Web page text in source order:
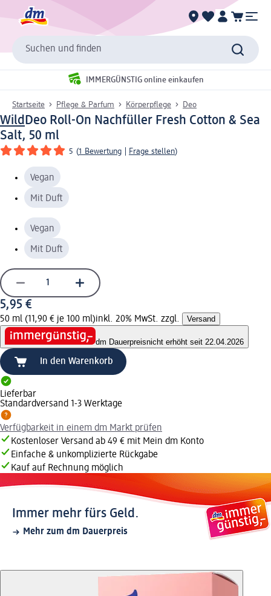
Suchen und finden
IMMERGÜNSTIG online einkaufen
Startseite Pflege & Parfum Körperpflege Deo
WildDeo Roll-On Nachfüller Fresh Cotton & Sea
Salt, 50 ml
5 (1 Bewertung Frage stellen)
Vegan
Mit Duft
Vegan
Mit Duft
5,95 €
50 ml (11,90 € je 100 ml)inkl. 20% MwSt. zzgl. Versand
dm Dauerpreisnicht erhöht seit 22.04.2026
In den Warenkorb
Lieferbar
Standardversand 1-3 Werktage
Verfügbarkeit in einem dm Markt prüfen
Kostenloser Versand ab 49 € mit Mein dm Konto
Einfache & unkomplizierte Rückgabe
Kauf auf Rechnung möglich
Immer mehr fürs Geld.
Mehr zum dm Dauerpreis